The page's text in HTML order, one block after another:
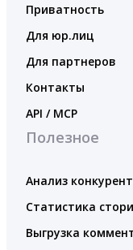
Приватность
Для юр.лиц
Для партнеров
Контакты
API / MCP
Полезное
Анализ
Статистика
Выгрузка